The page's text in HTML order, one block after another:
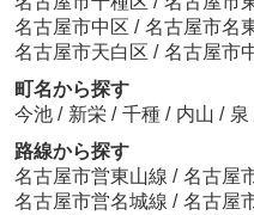
名古屋市中区 / 名古屋市名
名古屋市天白区 / 名古屋市
町名から探す
今池 / 新栄 / 千種 / 内山 / 泉
路線から探す
名古屋市営東山線 / 名古屋
名古屋市営名城線 / 名古屋